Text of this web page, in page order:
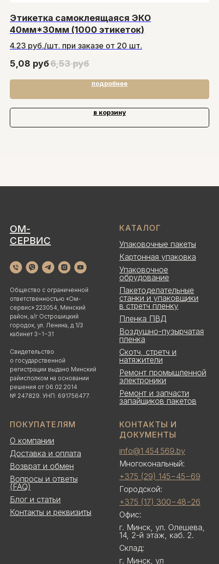
Этикетка самоклеящаяся ЭКО
40мм*30мм (1000 этикеток)
4.23 руб./шт. при заказе от 20 шт.
5,08 руб6,53 руб
подробнее
в корзину
ОМ-
СЕРВИС
Общество с ограниченной
ответственностью «Ом-
сервис» 223054, Минский
район, а/г Острошицкий
городок, ул. Ленина, д 1/3
кабинет 3−1−31
Свидетельство
о государственной
регистрации выдано Минский
райисполком на основании
решения от 06.02.2014
№ 247829. УНП: 691756477.
КАТАЛОГ
Упаковочные пакеты
Картонная упаковка
Упаковочное
обрудование
Пакетоделательные
станки и упаковщики
в стретч пленку
Пленка ПВД
Воздушно-пузырчатая
пленка
Скотч, стретч и
натяжители
Ремонт промышленной
электроники
Ремонт и запчасти
запайщиков пакетов
ПОКУПАТЕЛЯМ
О компании
Доставка и оплата
Возврат и обмен
Вопросы и ответы
(FAQ)
Блог и статьи
Контакты и реквизиты
КОНТАКТЫ И
ДОКУМЕНТЫ
info@1 454 569.by
Многокональный:
+375 (29) 145−45−69
Городской:
+375 (17) 300−48−26
Офис:
г. Минск, ул. Олешева,
14, 2-й этаж, каб. 2.
Склад:
г. Минск, ул